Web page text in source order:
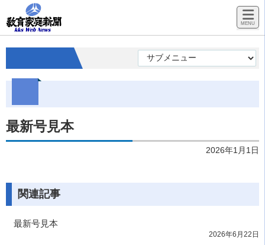
最新号見本
2026年1月1日
関連記事
最新号見本
2026年6月22日